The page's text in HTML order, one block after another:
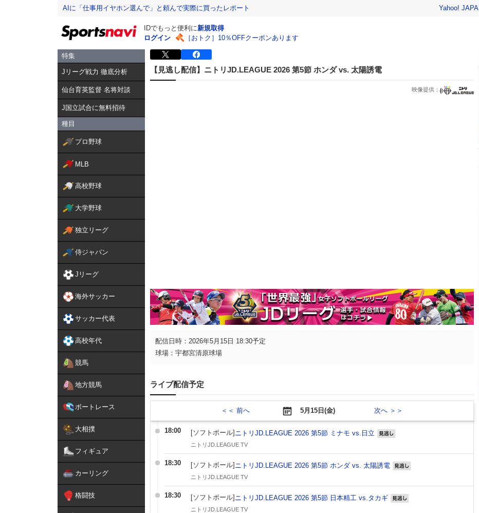
AIに「仕事用イヤホン選んで」と頼んで実際に買ったレポート Yahoo!
IDでもっと便利に新規取得
ログイン
［おトク］10％OFFクーポンあります
特集
Jリーグ戦力 徹底分析
仙台育英監督 名将対談
J国立試合に無料招待
種目
プロ野球
MLB
高校野球
大学野球
独立リーグ
侍ジャパン
Jリーグ
海外サッカー
サッカー代表
高校年代
競馬
地方競馬
ボートレース
大相撲
フィギュア
カーリング
格闘技
【見逃し配信】ニトリJD.LEAGUE 2026 第5節 ホンダ vs. 太陽誘電
映像提供
配信日時：2026年5月15日 18:30予定
球場：宇都宮清原球場
ライブ配信予定
＜＜ 前へ 5月15日(金) 次へ ＞＞
18:00 [ソフトボール] ニトリJD.LEAGUE 2026 第5節 ミナモ vs.日立
ニトリJD.LEAGUE TV
18:30 [ソフトボール] ニトリJD.LEAGUE 2026 第5節 ホンダ vs. 太陽誘電
ニトリJD.LEAGUE TV
18:30 [ソフトボール] ニトリJD.LEAGUE 2026 第5節 日本精工 vs.タカギ
ニトリJD.LEAGUE TV